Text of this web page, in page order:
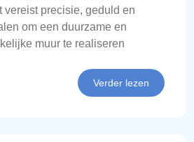
precisie, geduld en
om een duurzame en
muur te realiseren
Verder lezen